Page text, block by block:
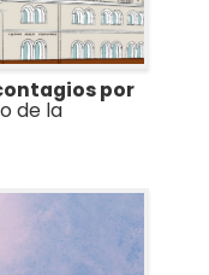
por
de la